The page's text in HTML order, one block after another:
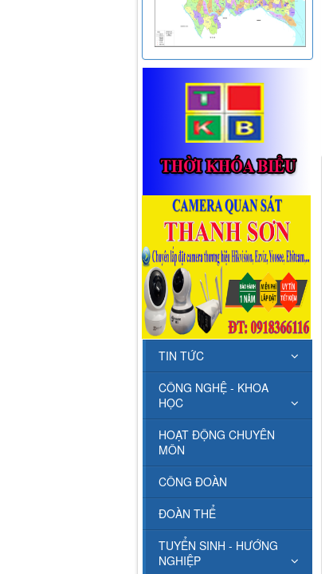
TIN TỨC
CÔNG NGHỆ - KHOA
HỌC
HOẠT ĐỘNG CHUYÊN
MÔN
CÔNG ĐOÀN
ĐOÀN THỂ
TUYỂN SINH - HƯỚNG
NGHIỆP